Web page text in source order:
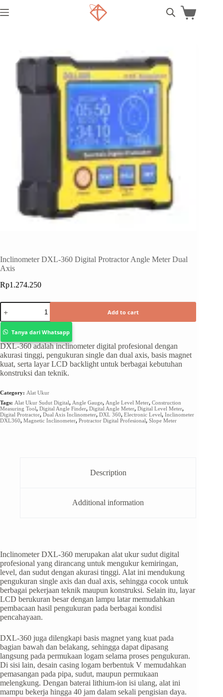
Inclinometer DXL-360 Digital Protractor Angle Meter Dual
Axis
Rp1.274.250
Add to cart
Tanya dari Whatsapp
DXL-360 adalah inclinometer digital profesional dengan
akurasi tinggi, pengukuran single dan dual axis, basis magnet
kuat, serta layar LCD backlight untuk berbagai kebutuhan
konstruksi dan teknik.
Category: Alat Ukur
Tags: Alat Ukur Sudut Digital, Angle Gauge, Angle Level Meter, Construction
Measuring Tool, Digital Angle Finder, Digital Angle Meter, Digital Level Meter,
Digital Protractor, Dual Axis Inclinometer, DXL 360, Electronic Level, Inclinometer
DXL360, Magnetic Inclinometer, Protractor Digital Profesional, Slope Meter
Description
Additional information
Inclinometer DXL-360 merupakan alat ukur sudut digital
profesional yang dirancang untuk mengukur kemiringan,
level, dan sudut dengan akurasi tinggi. Alat ini mendukung
pengukuran single axis dan dual axis, sehingga cocok untuk
berbagai pekerjaan teknik maupun konstruksi. Selain itu, layar
LCD berukuran besar dengan lampu latar memudahkan
pembacaan hasil pengukuran pada berbagai kondisi
pencahayaan.
DXL-360 juga dilengkapi basis magnet yang kuat pada
bagian bawah dan belakang, sehingga dapat dipasang
langsung pada permukaan logam selama proses pengukuran.
Di sisi lain, desain casing logam berbentuk V memudahkan
pemasangan pada pipa, sudut, maupun permukaan
melengkung. Dengan baterai lithium-ion isi ulang, alat ini
mampu bekerja hingga 40 jam dalam sekali pengisian daya.